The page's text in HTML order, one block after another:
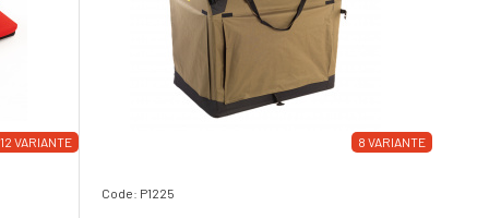
12 VARIANTE 8 VARIANTE
Code: P1225